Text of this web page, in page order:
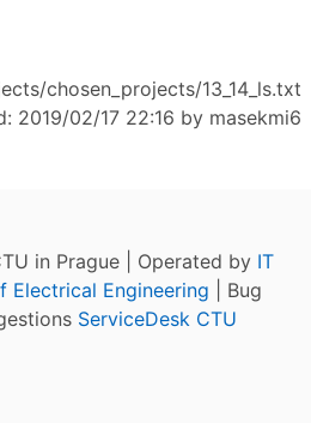
chosen_projects/13_14_ls.txt
2019/02/17 22:16 by masekmi6
in Prague | Operated by IT
Electrical Engineering | Bug
ServiceDesk CTU